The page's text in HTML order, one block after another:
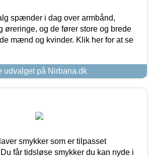
spænder i dag over armbånd,
øreringe, og de fører store og brede
mænd og kvinder. Klik her for at se
udvalget på Nirbana.dk
smykker som er tilpasset
får tidsløse smykker du kan nyde i